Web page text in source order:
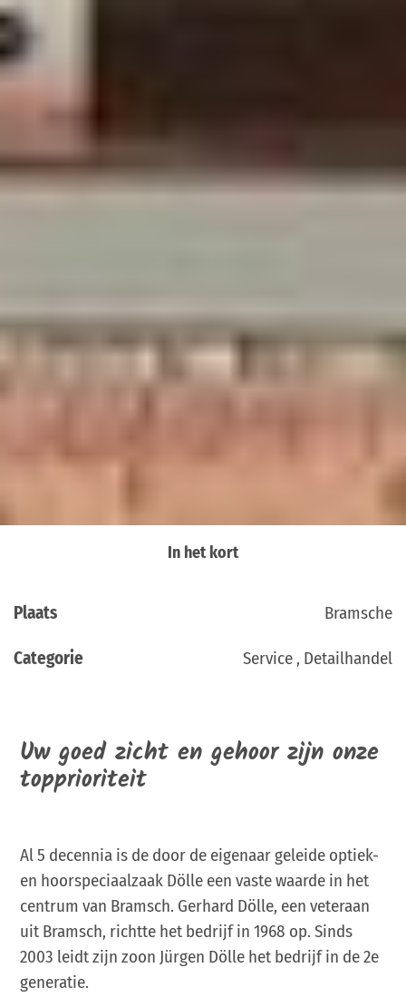
In het kort
Plaats Bramsche
Categorie Service , Detailhandel
Uw goed zicht en gehoor zijn onze
topprioriteit
Al 5 decennia is de door de eigenaar geleide optiek-
en hoorspeciaalzaak Dölle een vaste waarde in het
centrum van Bramsch. Gerhard Dölle, een veteraan
uit Bramsch, richtte het bedrijf in 1968 op. Sinds
2003 leidt zijn zoon Jürgen Dölle het bedrijf in de 2e
generatie.